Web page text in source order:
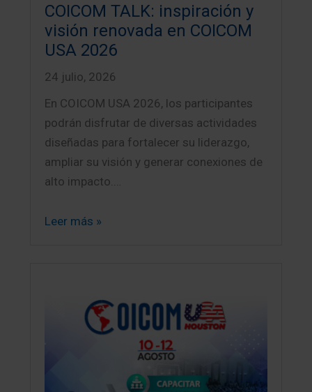
COICOM TALK: inspiración y
visión renovada en COICOM
USA 2026
24 julio, 2026
En COICOM USA 2026, los participantes
podrán disfrutar de diversas actividades
diseñadas para fortalecer su liderazgo,
ampliar su visión y generar conexiones de
alto impacto.…
Leer más »